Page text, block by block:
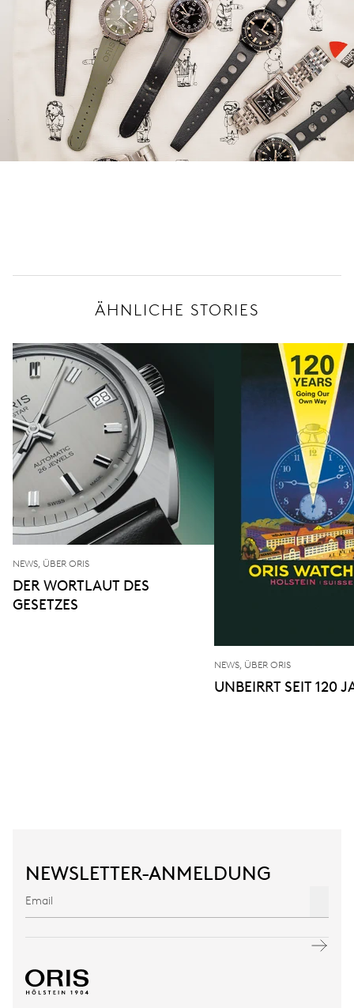
ÄHNLICHE STORIES
NEWS, ÜBER ORIS
DER WORTLAUT DES
GESETZES
NEWS, ÜBER ORIS
UNBEIRRT SEIT 120
NEWSLETTER-ANMELDUNG